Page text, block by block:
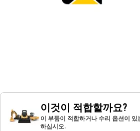
이것이 적합할까요?
이 부품이 적합하거나 수리 옵션이
하십시오.